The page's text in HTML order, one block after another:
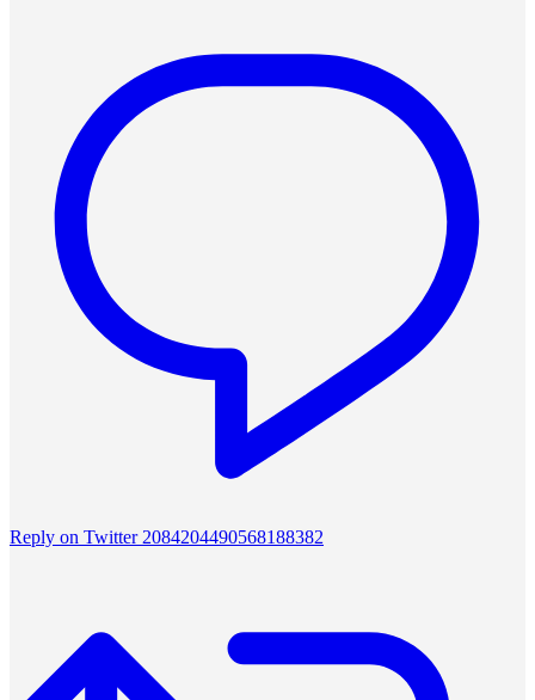
Reply on Twitter 2084204490568188382